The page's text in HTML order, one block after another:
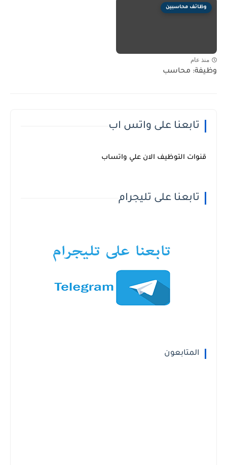
وظائف محاسبين
منذ عام
وظيفة: محاسب
تابعنا على واتس اب
قنوات التوظيف الان علي واتساب
تابعنا على تليجرام
المتابعون